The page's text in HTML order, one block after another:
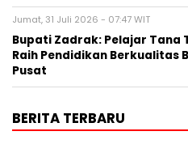
Jumat, 31 Juli 2026 - 07:47 WIT
Bupati Zadrak: Pelajar Tana
Raih Pendidikan Berkualitas
Pusat
BERITA TERBARU